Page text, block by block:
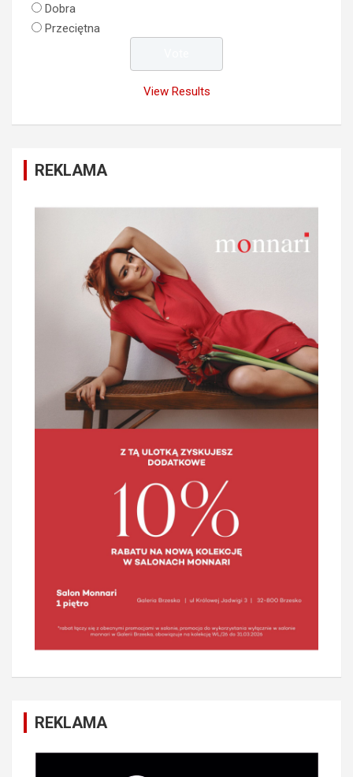
Dobra
Przeciętna
View Results
REKLAMA
REKLAMA